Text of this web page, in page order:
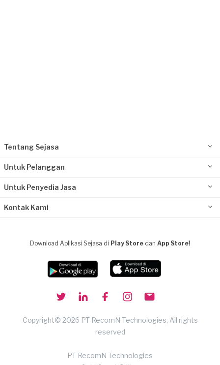
Kurang dari Rp1.000.000
Tentang Sejasa
Untuk Pelanggan
Untuk Penyedia Jasa
Kontak Kami
Download Aplikasi Sejasa di Play Store dan App Store!
Copyright© 2026 PT RecomN Technologies, All rights
reserved
PT RecomN Technologies